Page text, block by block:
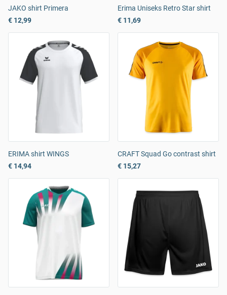
JAKO shirt Primera
€ 12,99
Erima Uniseks Retro Star shirt
€ 11,69
ERIMA shirt WINGS
€ 14,94
CRAFT Squad Go contrast shirt
€ 15,27